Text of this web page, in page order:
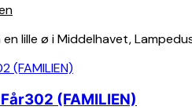
lille ø i Middelhavet,
(FAMILIEN)